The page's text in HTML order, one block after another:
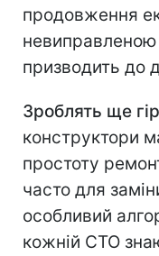
продовження
призводить до
Зроблять ще
конструктори
простоту
часто для
особливий
кожній СТО